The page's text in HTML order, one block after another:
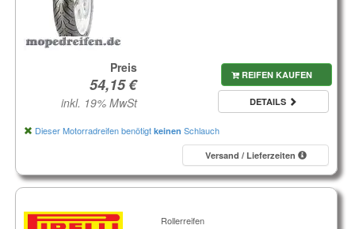
Preis
inkl. 19% MwSt
REIFEN KAUFEN
DETAILS
Dieser Motorradreifen benötigt keinen Schlauch
Versand / Lieferzeiten
Rollerreifen